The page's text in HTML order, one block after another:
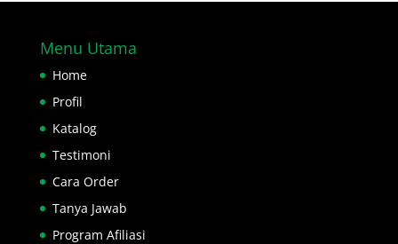
Menu Utama
Home
Profil
Katalog
Testimoni
Cara Order
Tanya Jawab
Program Afiliasi